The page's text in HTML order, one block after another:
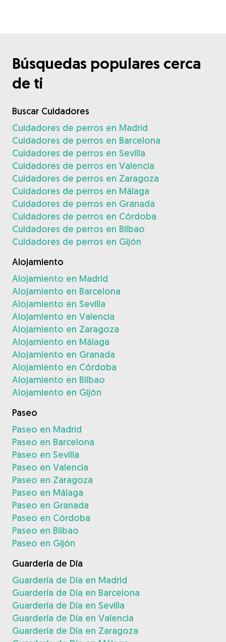
Búsquedas populares cerca
de ti
Buscar Cuidadores
Cuidadores de perros en Madrid
Cuidadores de perros en Barcelona
Cuidadores de perros en Sevilla
Cuidadores de perros en Valencia
Cuidadores de perros en Zaragoza
Cuidadores de perros en Málaga
Cuidadores de perros en Granada
Cuidadores de perros en Córdoba
Cuidadores de perros en Bilbao
Cuidadores de perros en Gijón
Alojamiento
Alojamiento en Madrid
Alojamiento en Barcelona
Alojamiento en Sevilla
Alojamiento en Valencia
Alojamiento en Zaragoza
Alojamiento en Málaga
Alojamiento en Granada
Alojamiento en Córdoba
Alojamiento en Bilbao
Alojamiento en Gijón
Paseo
Paseo en Madrid
Paseo en Barcelona
Paseo en Sevilla
Paseo en Valencia
Paseo en Zaragoza
Paseo en Málaga
Paseo en Granada
Paseo en Córdoba
Paseo en Bilbao
Paseo en Gijón
Guardería de Día
Guardería de Día en Madrid
Guardería de Día en Barcelona
Guardería de Día en Sevilla
Guardería de Día en Valencia
Guardería de Día en Zaragoza